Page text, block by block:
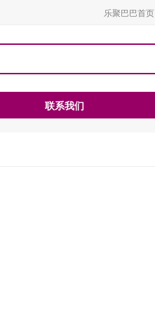
乐聚巴巴首页
联系我们